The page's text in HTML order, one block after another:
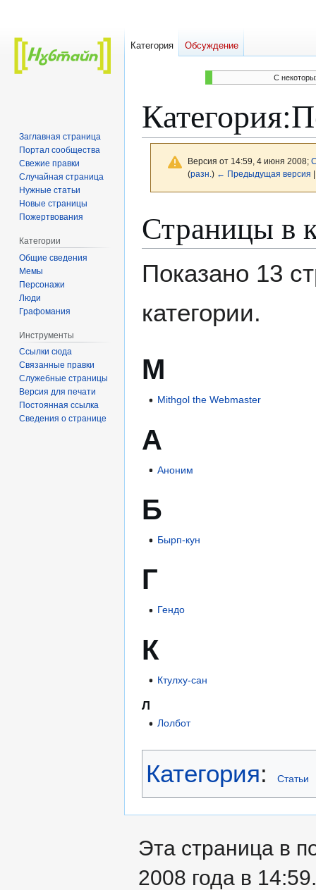
C
Категория:
Версия от 14:59, 4 июня 2008;
(разн. ) ← Предыдущая версия
к
навигации
к
поиску
Страницы в
Показано 13
категории.
M
Mithgol the Webmaster
А
Аноним
Б
Бырп-кун
Г
Гендо
К
Ктулху-сан
Л
Лолбот
Категория: Статьи
Категория Обсуждение
Заглавная страница
Портал сообщества
Свежие правки
Случайная страница
Нужные статьи
Новые страницы
Пожертвования
Категории
Общие сведения
Мемы
Персонажи
Люди
Графомания
Инструменты
Ссылки сюда
Связанные правки
Служебные страницы
Версия для печати
Постоянная ссылка
Сведения о странице
Эта страница в
2008 года в 14:59.